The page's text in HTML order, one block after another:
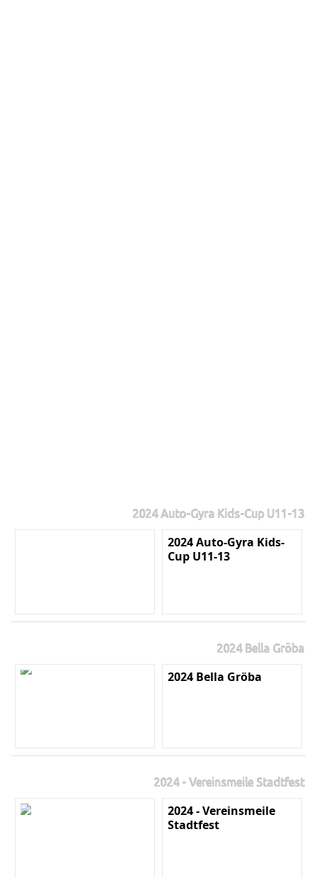
2024 Auto-Gyra Kids-Cup U11-13
2024 Auto-Gyra Kids-
Cup U11-13
2024 Bella Gröba
2024 Bella Gröba
2024 - Vereinsmeile Stadtfest
2024 - Vereinsmeile
Stadtfest